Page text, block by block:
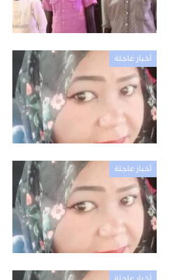
أخبار عاجلة
أخبار عاجلة